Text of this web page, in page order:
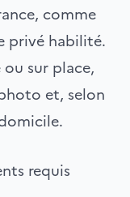
comme
privé habilité.
sur place,
et, selon
requis